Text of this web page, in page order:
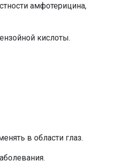
амфотерицина,
кислоты.
в области глаз.